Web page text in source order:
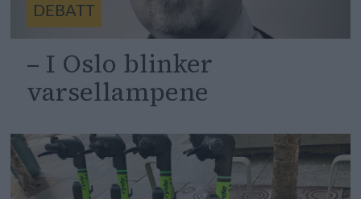
DEBATT
– I Oslo blinker
varsellampene